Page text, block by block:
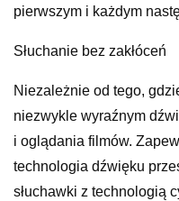
pierwszym i każdym
Słuchanie bez zakłóceń
Niezależnie od tego,
niezwykle wyraźnym
i oglądania filmów.
technologia dźwięku
słuchawki z technologią